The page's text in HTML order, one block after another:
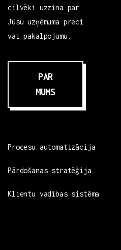
cilvēki uzzina par
Jūsu uzņēmuma preci
vai pakalpojumu.
PAR
MUMS
Procesu automatizācija
Pārdošanas stratēģija
Klientu vadības sistēma